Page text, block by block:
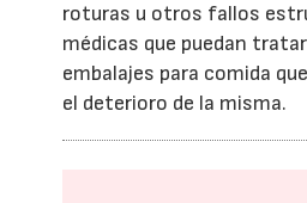
roturas u otros fallos
médicas que puedan
embalajes para comida
el deterioro de la misma.